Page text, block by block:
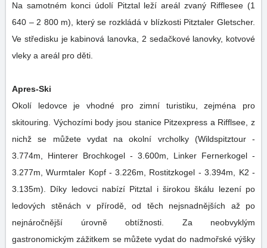
Na samotném konci údolí Pitztal leží areál zvaný Rifflesee (1
640 – 2 800 m), který se rozkládá v blízkosti Pitztaler Gletscher.
Ve středisku je kabinová lanovka, 2 sedačkové lanovky, kotvové
vleky a areál pro děti.
Apres-Ski
Okolí ledovce je vhodné pro zimní turistiku, zejména pro
skitouring. Výchozími body jsou stanice Pitzexpress a Rifflsee, z
nichž se můžete vydat na okolní vrcholky (Wildspitztour -
3.774m, Hinterer Brochkogel - 3.600m, Linker Fernerkogel -
3.277m, Wurmtaler Kopf - 3.226m, Rostitzkogel - 3.394m, K2 -
3.135m). Díky ledovci nabízí Pitztal i širokou škálu lezení po
ledových stěnách v přírodě, od těch nejsnadnějších až po
nejnáročnější úrovně obtížnosti. Za neobvyklým
gastronomickým zážitkem se můžete vydat do nadmořské výšky